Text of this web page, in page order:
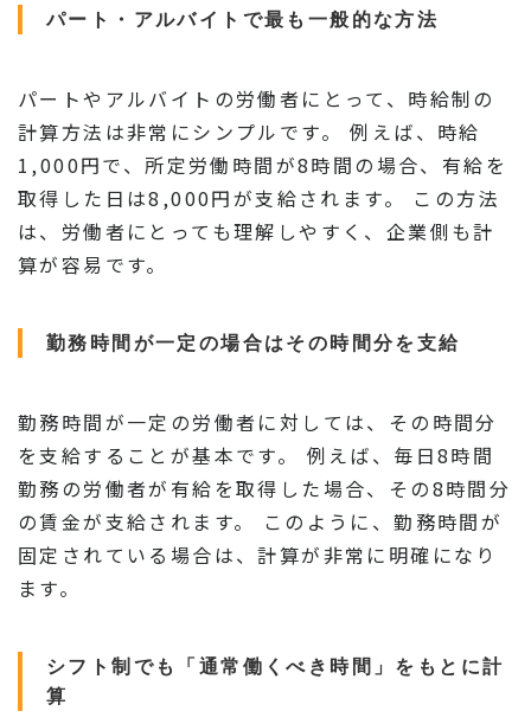
パート・アルバイトで最も一般的な方法
パートやアルバイトの労働者にとって、時給制の
計算方法は非常にシンプルです。 例えば、時給
1,000円で、所定労働時間が8時間の場合、有給を
取得した日は8,000円が支給されます。 この方法
は、労働者にとっても理解しやすく、企業側も計
算が容易です。
勤務時間が一定の場合はその時間分を支給
勤務時間が一定の労働者に対しては、その時間分
を支給することが基本です。 例えば、毎日8時間
勤務の労働者が有給を取得した場合、その8時間分
の賃金が支給されます。 このように、勤務時間が
固定されている場合は、計算が非常に明確になり
ます。
シフト制でも「通常働くべき時間」をもとに計
算